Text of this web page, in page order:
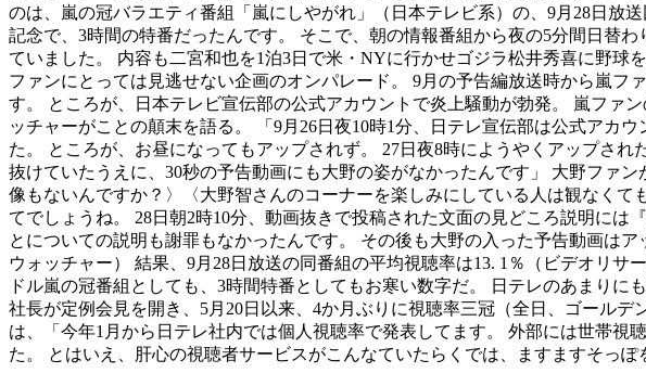
のは、嵐の冠バラエティ番組「嵐にしやがれ」（日本テレビ系）の、9月28日放
記念で、3時間の特番だったんです。 そこで、朝の情報番組から夜の5分間日替
ていました。 内容も二宮和也を1泊3日で米・NYに行かせゴジラ松井秀喜に野
ファンにとっては見逃せない企画のオンパレード。 9月の予告編放送時から嵐
す。 ところが、日本テレビ宣伝部の公式アカウントで炎上騒動が勃発。 嵐ファ
ッチャーがことの顛末を語る。 「9月26日夜10時1分、日テレ宣伝部は公式アカ
た。 ところが、お昼になってもアップされず。 27日夜8時にようやくアップさ
抜けていたうえに、30秒の予告動画にも大野の姿がなかったんです」 大野ファ
像もないんですか？〉〈大野智さんのコーナーを楽しみにしている人は観なく
てでしょうね。 28日朝2時10分、動画抜きで投稿された文面の見どころ説明に
とについての説明も謝罪もなかったんです。 その後も大野の入った予告動画は
ウォッチャー） 結果、9月28日放送の同番組の平均視聴率は13. 1％（ビデオリ
ドル嵐の冠番組としても、3時間特番としてもお寒い数字だ。 日テレのあまり
社長が定例会見を開き、5月20日以来、4か月ぶりに視聴率三冠（全日、ゴール
は、「今年1月から日テレ社内では個人視聴率で発表してます。 外部には世帯
た。 とはいえ、肝心の視聴者サービスがこんなていたらくでは、ますますそっ